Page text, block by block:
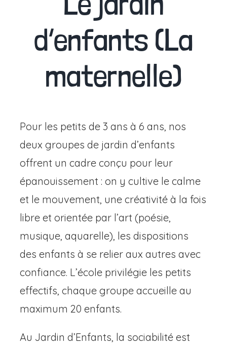
d’enfants (La
maternelle)
Pour les petits de 3 ans à 6 ans, nos
deux groupes de jardin d’enfants
offrent un cadre conçu pour leur
épanouissement : on y cultive le calme
et le mouvement, une créativité à la fois
libre et orientée par l’art (poésie,
musique, aquarelle), les dispositions
des enfants à se relier aux autres avec
confiance. L’école privilégie les petits
effectifs, chaque groupe accueille au
maximum 20 enfants.
Au Jardin d’Enfants, la sociabilité est